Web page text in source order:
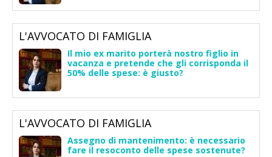
L'AVVOCATO DI FAMIGLIA
Il mio ex marito porterà nostro figlio in
vacanza e pretende che gli corrisponda il
50% delle spese: è giusto?
L'AVVOCATO DI FAMIGLIA
Assegno di mantenimento: è necessario
fare il resoconto delle spese sostenute?